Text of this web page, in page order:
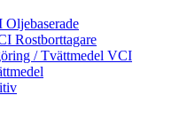
Rostborttagare
VCI